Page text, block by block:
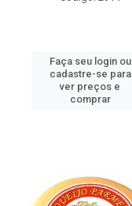
Faça seu login ou
cadastre-se para
ver preços e
comprar